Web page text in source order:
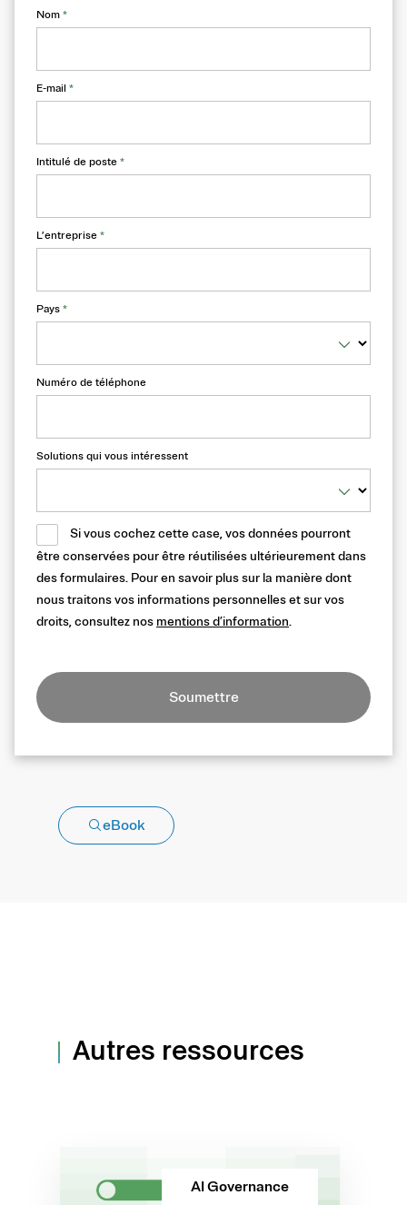
Nom *
E-mail *
Intitulé de poste *
L’entreprise *
Pays *
Numéro de téléphone
Solutions qui vous intéressent
Si vous cochez cette case, vos données pourront
être conservées pour être réutilisées ultérieurement dans
des formulaires. Pour en savoir plus sur la manière dont
nous traitons vos informations personnelles et sur vos
droits, consultez nos mentions d’information.
Soumettre
eBook
Autres ressources
AI Governance